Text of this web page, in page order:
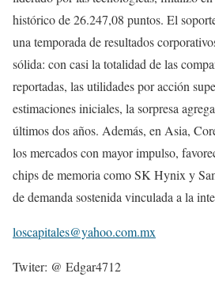
histórico de 26.247,08 puntos. El
una temporada de resultados
sólida: con casi la totalidad de las
reportadas, las utilidades por acción
estimaciones iniciales, la sorpresa
últimos dos años. Además, en Asia,
los mercados con mayor impulso,
chips de memoria como SK Hynix y
de demanda sostenida vinculada a la
loscapitales@yahoo.com.mx
Twiter: @ Edgar4712